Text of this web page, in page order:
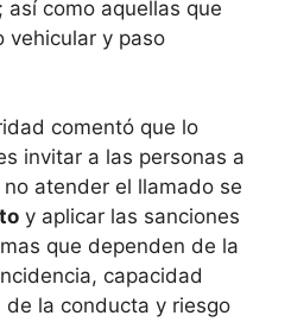
como aquellas que
vehicular y paso
comentó que lo
invitar a las personas a
atender el llamado se
y aplicar las sanciones
que dependen de la
capacidad
la conducta y riesgo